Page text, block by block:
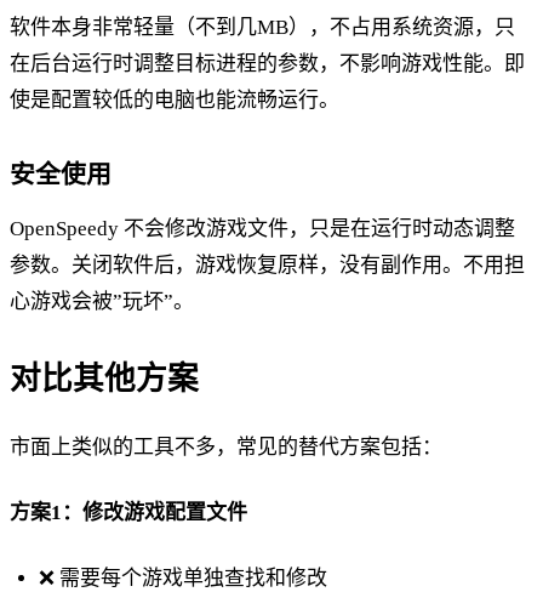
软件本身非常轻量（不到几MB），不占用系统资源，只
在后台运行时调整目标进程的参数，不影响游戏性能。即
使是配置较低的电脑也能流畅运行。
安全使用
OpenSpeedy 不会修改游戏文件，只是在运行时动态调整
参数。关闭软件后，游戏恢复原样，没有副作用。不用担
心游戏会被”玩坏”。
对比其他方案
市面上类似的工具不多，常见的替代方案包括：
方案1：修改游戏配置文件
❌ 需要每个游戏单独查找和修改